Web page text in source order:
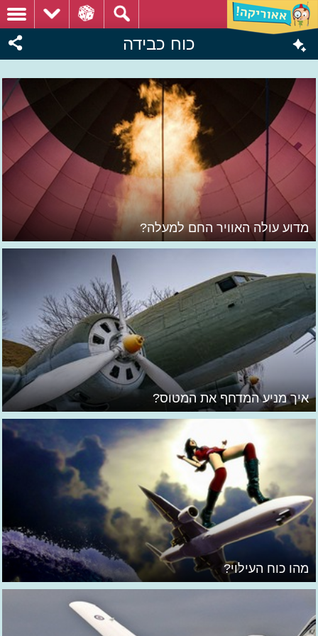
כוח כבידה
מדוע עולה האוויר החם למעלה?
איך מניע המדחף את המטוס?
מהו כוח העילוי?